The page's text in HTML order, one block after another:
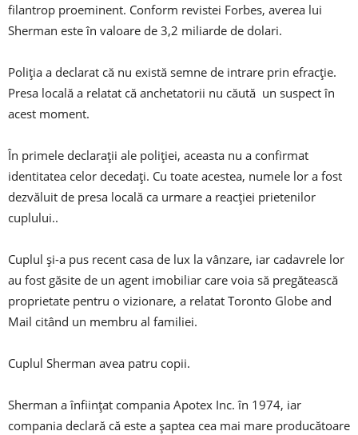
filantrop proeminent. Conform revistei Forbes, averea lui
Sherman este în valoare de 3,2 miliarde de dolari.
Poliția a declarat că nu există semne de intrare prin efracție.
Presa locală a relatat că anchetatorii nu căută un suspect în
acest moment.
În primele declarații ale poliției, aceasta nu a confirmat
identitatea celor decedați. Cu toate acestea, numele lor a fost
dezvăluit de presa locală ca urmare a reacției prietenilor
cuplului..
Cuplul și-a pus recent casa de lux la vânzare, iar cadavrele lor
au fost găsite de un agent imobiliar care voia să pregătească
proprietate pentru o vizionare, a relatat Toronto Globe and
Mail citând un membru al familiei.
Cuplul Sherman avea patru copii.
Sherman a înființat compania Apotex Inc. în 1974, iar
compania declară că este a șaptea cea mai mare producătoare